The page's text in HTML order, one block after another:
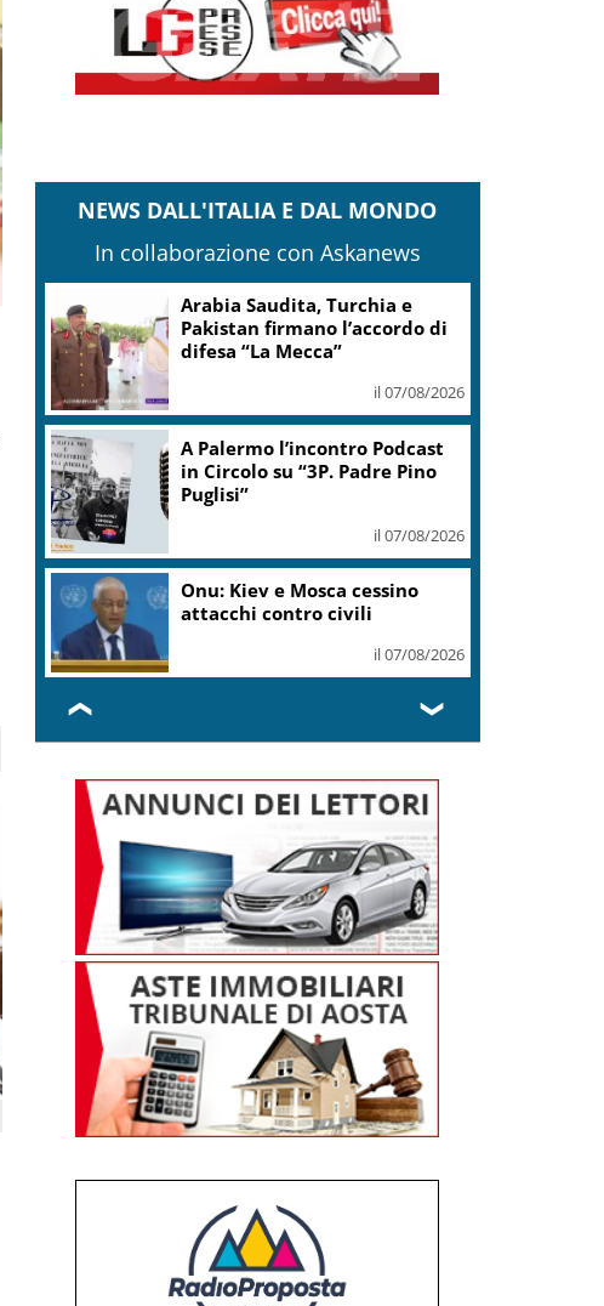
NEWS DALL'ITALIA E DAL MONDO
In collaborazione con Askanews
Arabia Saudita, Turchia e
Pakistan firmano l’accordo di
difesa “La Mecca”
il 07/08/2026
A Palermo l’incontro Podcast
in Circolo su “3P. Padre Pino
Puglisi”
il 07/08/2026
Onu: Kiev e Mosca cessino
attacchi contro civili
il 07/08/2026
❮ ❯